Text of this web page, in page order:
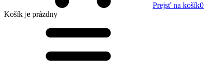
Prejsť na košík0
Košík je prázdny